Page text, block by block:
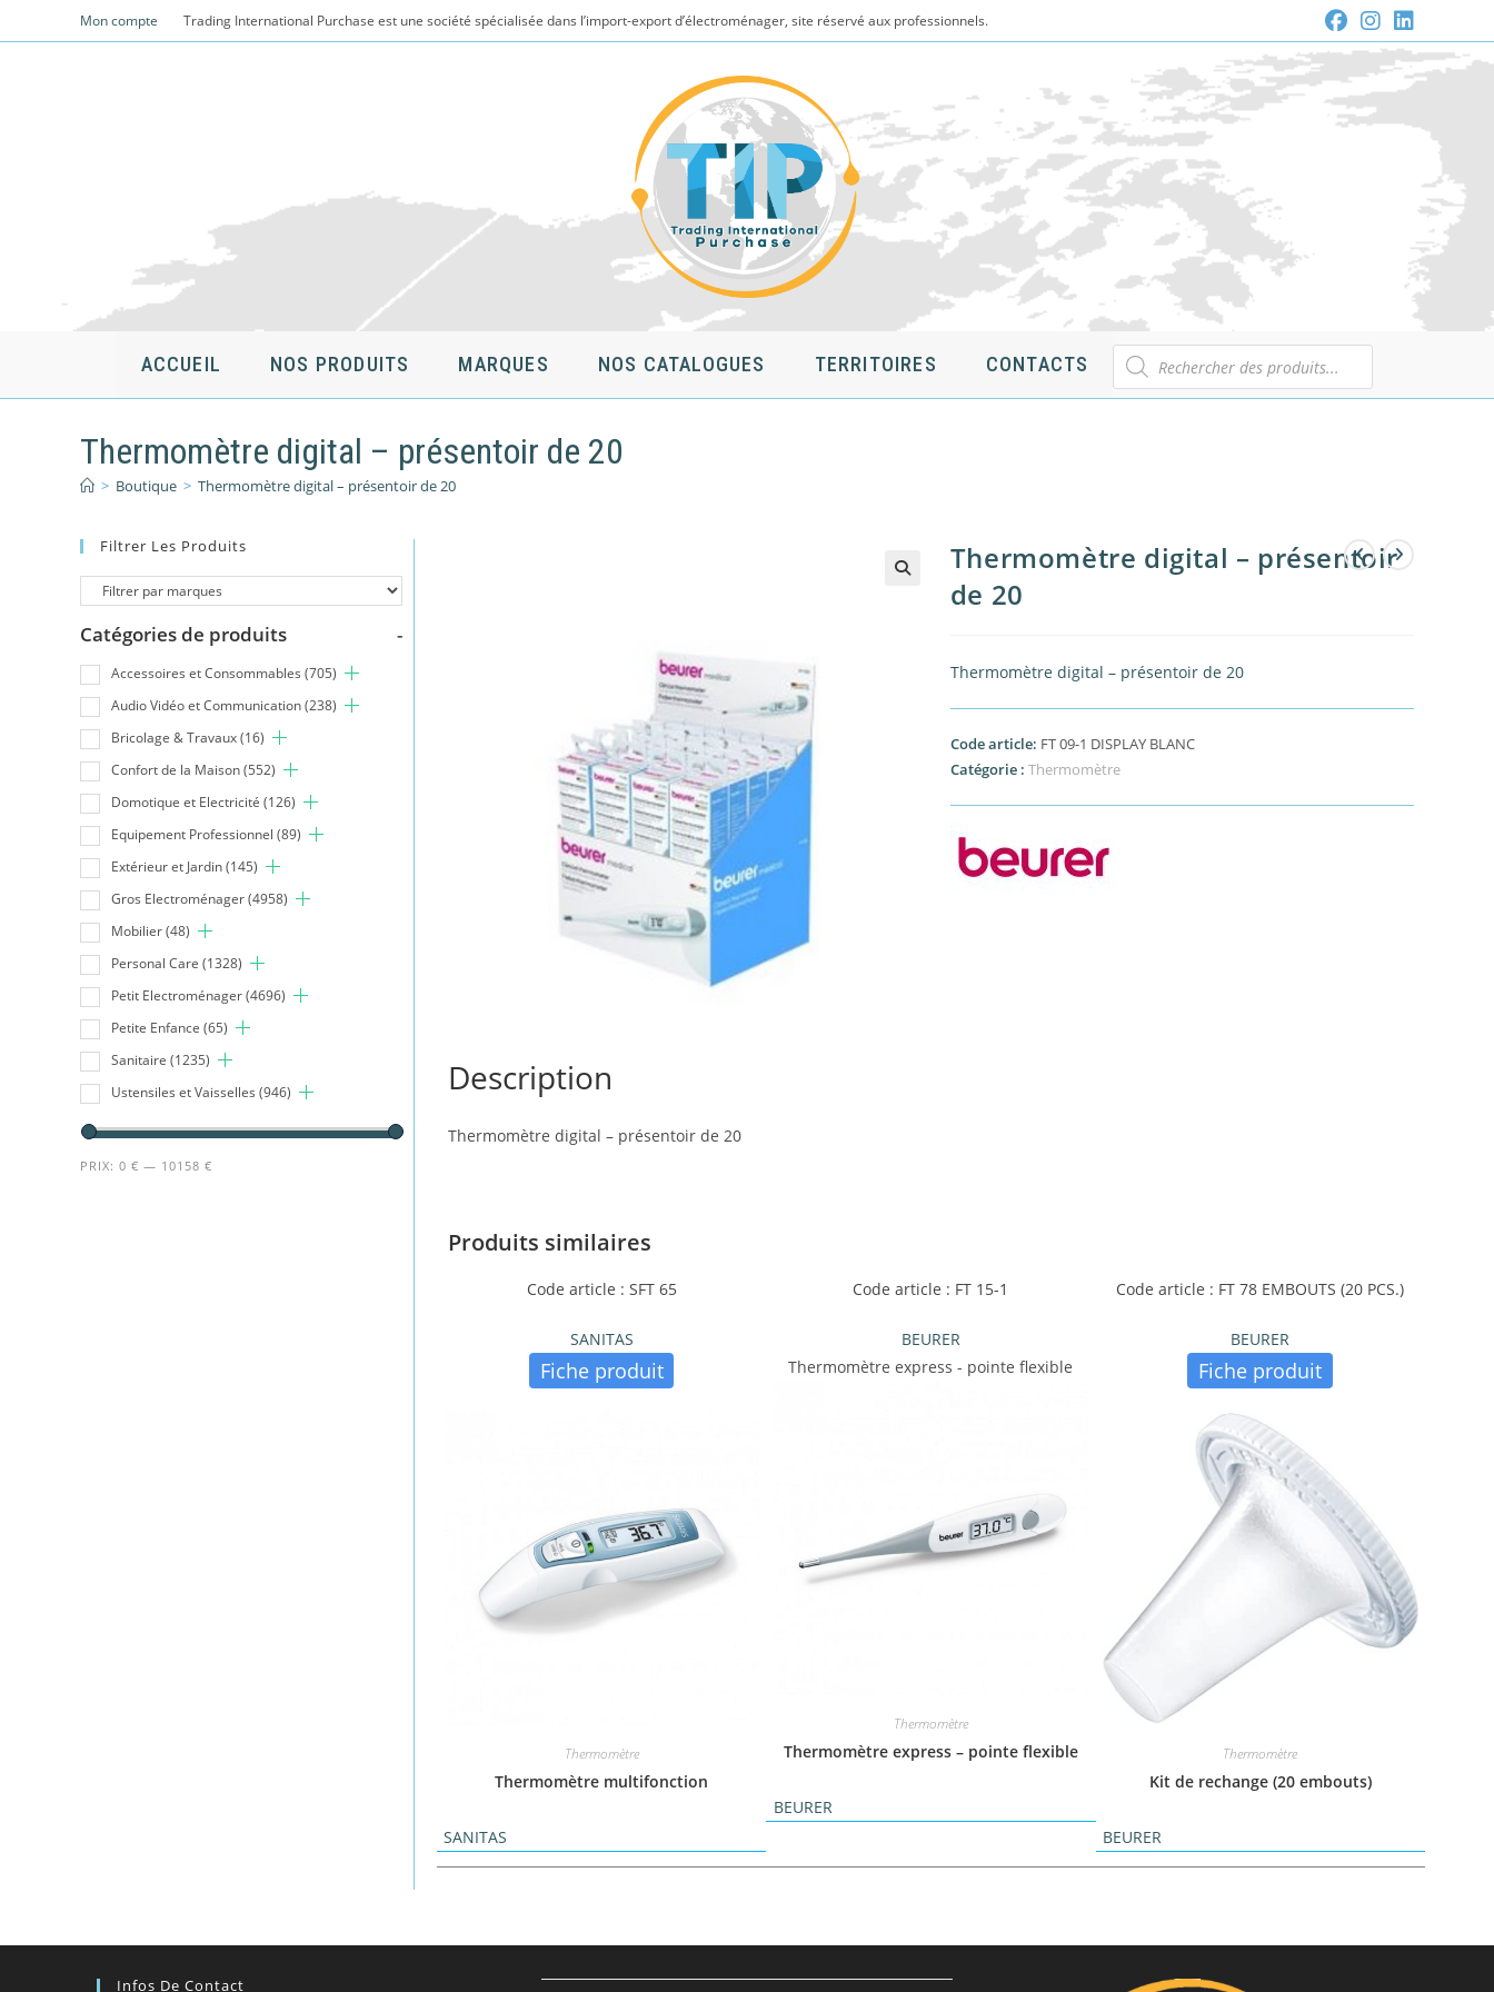
to
Mon compte Trading International Purchase est une société spécialisée dans l’import-export d’électroménager, site réservé aux professionnels.
ACCUEIL NOS PRODUITS MARQUES NOS CATALOGUES TERRITOIRES CONTACTS
Recherche
de
produits
Thermomètre digital – présentoir de 20
> Boutique > Thermomètre digital – présentoir de 20
Thermomètre digital – présentoir
de 20
Thermomètre digital – présentoir de 20
Code article: FT 09-1 DISPLAY BLANC
Catégorie : Thermomètre
Description
Thermomètre digital – présentoir de 20
Produits similaires
Code article : SFT 65
SANITAS
Fiche produit
Thermomètre
Thermomètre multifonction
SANITAS
Code article : FT 15-1
BEURER
Thermomètre express - pointe flexible
Thermomètre
Thermomètre express – pointe flexible
BEURER
Code article : FT 78 EMBOUTS (20 PCS.)
BEURER
Fiche produit
Thermomètre
Kit de rechange (20 embouts)
BEURER
Filtrer Les Produits
Catégories de produits -
Accessoires et Consommables (705)
Audio Vidéo et Communication(238)
Bricolage & Travaux(16)
Confort de la Maison(552)
Domotique et Electricité (126)
Equipement Professionnel (89)
Extérieur et Jardin(145)
Gros Electroménager(4958)
Mobilier(48)
Personal Care (1328)
Petit Electroménager(4696)
Petite Enfance (65)
Sanitaire (1235)
Ustensiles et Vaisselles (946)
PRIX: 0 € — 10158 €
Infos De Contact